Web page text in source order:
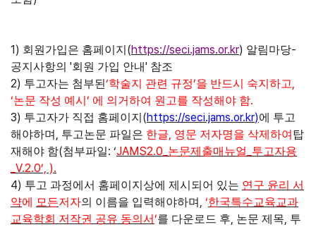
1) 회원가입은 홈페이지 (https://seci.jams.or.kr) 알림마당-
공지사항의 '회원 가입 안내' 참조
2) 투고자는 첨부된 ‘학술지 관련 규정’을 반드시 숙지하고,
‘논문 작성 예시 ’ 에 의거하여 원고를 작성해야 함.
3) 투고자가 직접 홈페이지 (https://seci.jams.or.kr)에 투고
해야하며 , 투고논문 파일은 한글, 영문 저자명을 삭제하여 탑
재해야 함(첨부파일: ‘JAMS2.0_ 논문제출매뉴얼 투고자용
_V.2.0’, ).
4) 투고 과정에서 홈페이지상에 제시되어 있는 연구 윤리 서
약에 모든저자의 이름을 입력해야하며 , ‘한국특수교육교과
교육학회 저작권 공유 동의서’를 다운로드 후, 논문 제목, 투